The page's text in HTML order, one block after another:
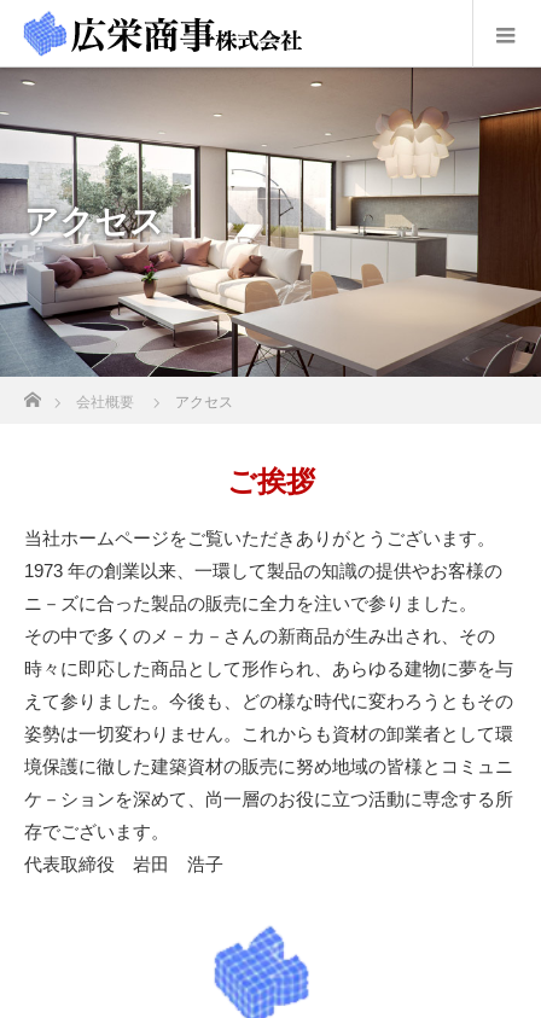
アクセス
ホーム
会社概要 アクセス
ご挨拶
当社ホームページをご覧いただきありがとうございます。
1973 年の創業以来、一環して製品の知識の提供やお客様の
ニ－ズに合った製品の販売に全力を注いで参りました。
その中で多くのメ－カ－さんの新商品が生み出され、その
時々に即応した商品として形作られ、あらゆる建物に夢を与
えて参りました。今後も、どの様な時代に変わろうともその
姿勢は一切変わりません。これからも資材の卸業者として環
境保護に徹した建築資材の販売に努め地域の皆様とコミュニ
ケ－ションを深めて、尚一層のお役に立つ活動に専念する所
存でございます。
代表取締役 岩田 浩子